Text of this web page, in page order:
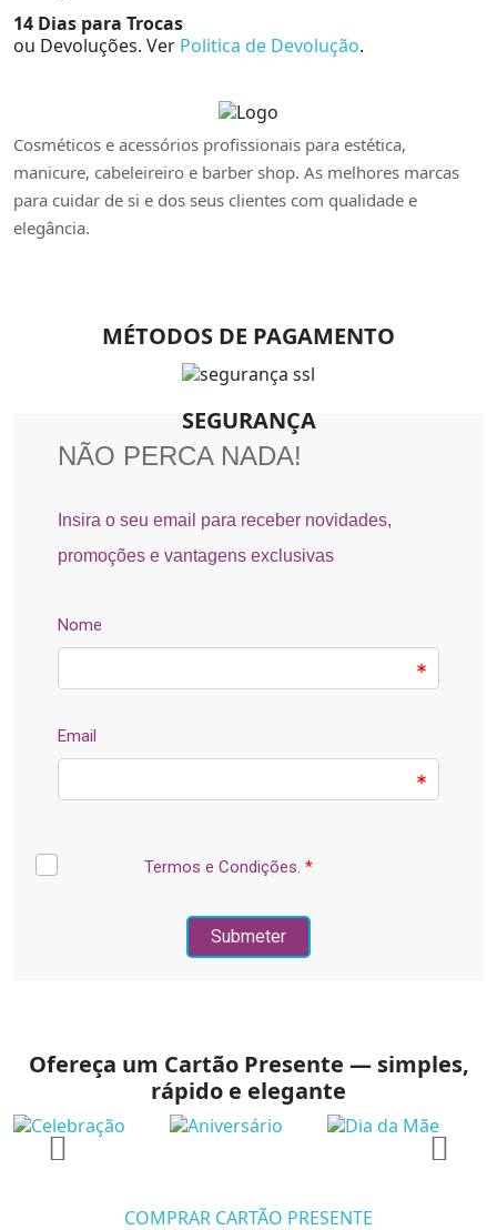
14 Dias para Trocas
ou Devoluções. Ver Politica de Devolução.
Cosméticos e acessórios profissionais para estética,
manicure, cabeleireiro e barber shop. As melhores marcas
para cuidar de si e dos seus clientes com qualidade e
elegância.
MÉTODOS DE PAGAMENTO
SEGURANÇA
Ofereça um Cartão Presente — simples,
rápido e elegante
COMPRAR CARTÃO PRESENTE